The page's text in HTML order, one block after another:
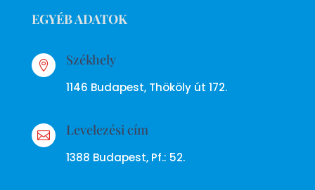
EGYÉB ADATOK
 Székhely
1146 Budapest, Thököly út 172.
 Levelezési cím
1388 Budapest, Pf.: 52.